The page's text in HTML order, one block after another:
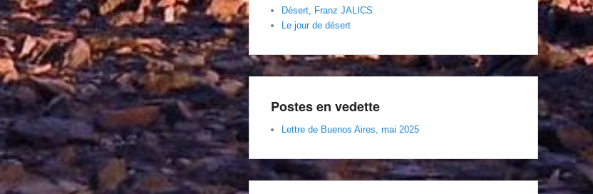
Désert, Franz JALICS
Le jour de désert
Postes en vedette
Lettre de Buenos Aires, mai 2025